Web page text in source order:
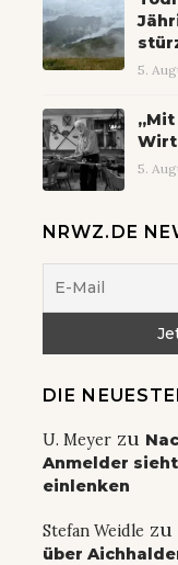
5.
Wirt
5.
NRWZ.DE
DIE
U. Meyer zu
Anmelder
einlenken
Stefan Weidle zu
über